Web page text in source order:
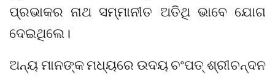
ପ୍ରଭାକର ନାଥ ସମ୍ମାନୀତ ଅତିଥି ଭାବେ ଯୋଗ
ଦେଇଥିଲେ।
ଅନ୍ୟ ମାନଙ୍କ ମଧ୍ୟରେ ଉଦୟ ଚଂପତ୍ ଶ୍ରୀଚନ୍ଦନ